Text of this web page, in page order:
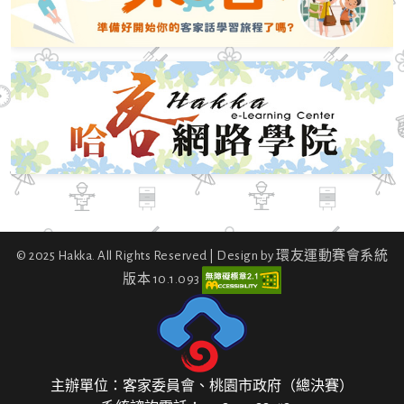
© 2025 Hakka. All Rights Reserved | Design by 環友運動賽會系統
版本 10.1.093
主辦單位：客家委員會、桃園市政府（總決賽）